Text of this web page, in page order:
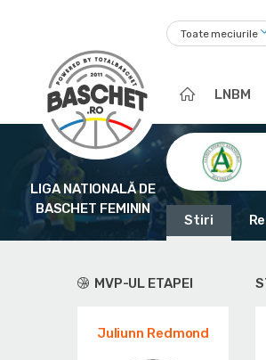
Toate meciurile
LNBM
LIGA NATIONALĂ DE
BASCHET FEMININ
Stiri
MVP-UL ETAPEI
Juliunn Redmond